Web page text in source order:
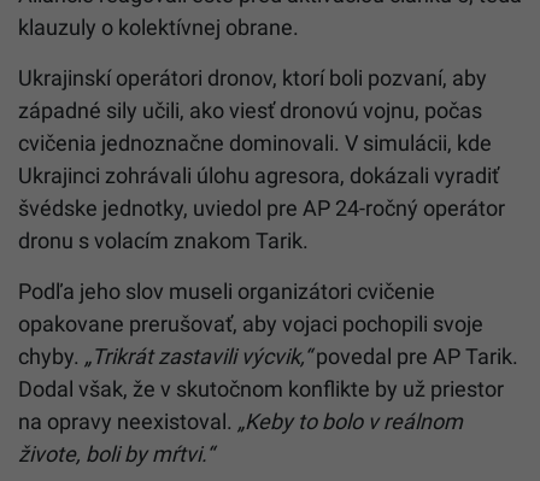
klauzuly o kolektívnej obrane.
Ukrajinskí operátori dronov, ktorí boli pozvaní, aby
západné sily učili, ako viesť dronovú vojnu, počas
cvičenia jednoznačne dominovali. V simulácii, kde
Ukrajinci zohrávali úlohu agresora, dokázali vyradiť
švédske jednotky, uviedol pre AP 24-ročný operátor
dronu s volacím znakom Tarik.
Podľa jeho slov museli organizátori cvičenie
opakovane prerušovať, aby vojaci pochopili svoje
chyby. „Trikrát zastavili výcvik,“povedal pre AP Tarik.
Dodal však, že v skutočnom konflikte by už priestor
na opravy neexistoval. „Keby to bolo v reálnom
živote, boli by mŕtvi.“